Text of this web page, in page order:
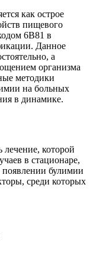
как острое
пищевого
6В81 в
Данное
а
организма
методики
на больных
в динамике.
лечение, которой
в стационаре,
булимии
среди которых